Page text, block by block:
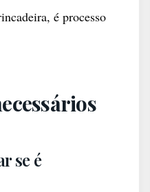
é processo
se é